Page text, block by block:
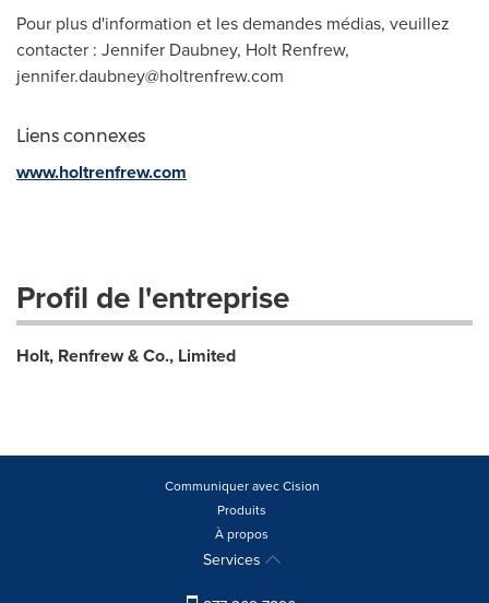
Pour plus d'information et les demandes médias, veuillez
contacter : Jennifer Daubney, Holt Renfrew,
jennifer.daubney@holtrenfrew.com
Liens connexes
www.holtrenfrew.com
Profil de l'entreprise
Holt, Renfrew & Co., Limited
Communiquer avec Cision
Produits
À propos
Services